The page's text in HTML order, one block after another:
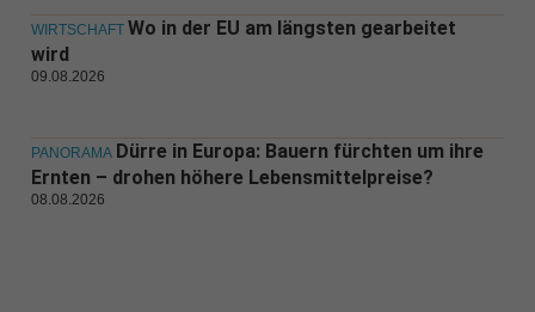
WIRTSCHAFT Wo in der EU am längsten gearbeitet
wird
09.08.2026
PANORAMA Dürre in Europa: Bauern fürchten um ihre
Ernten – drohen höhere Lebensmittelpreise?
08.08.2026